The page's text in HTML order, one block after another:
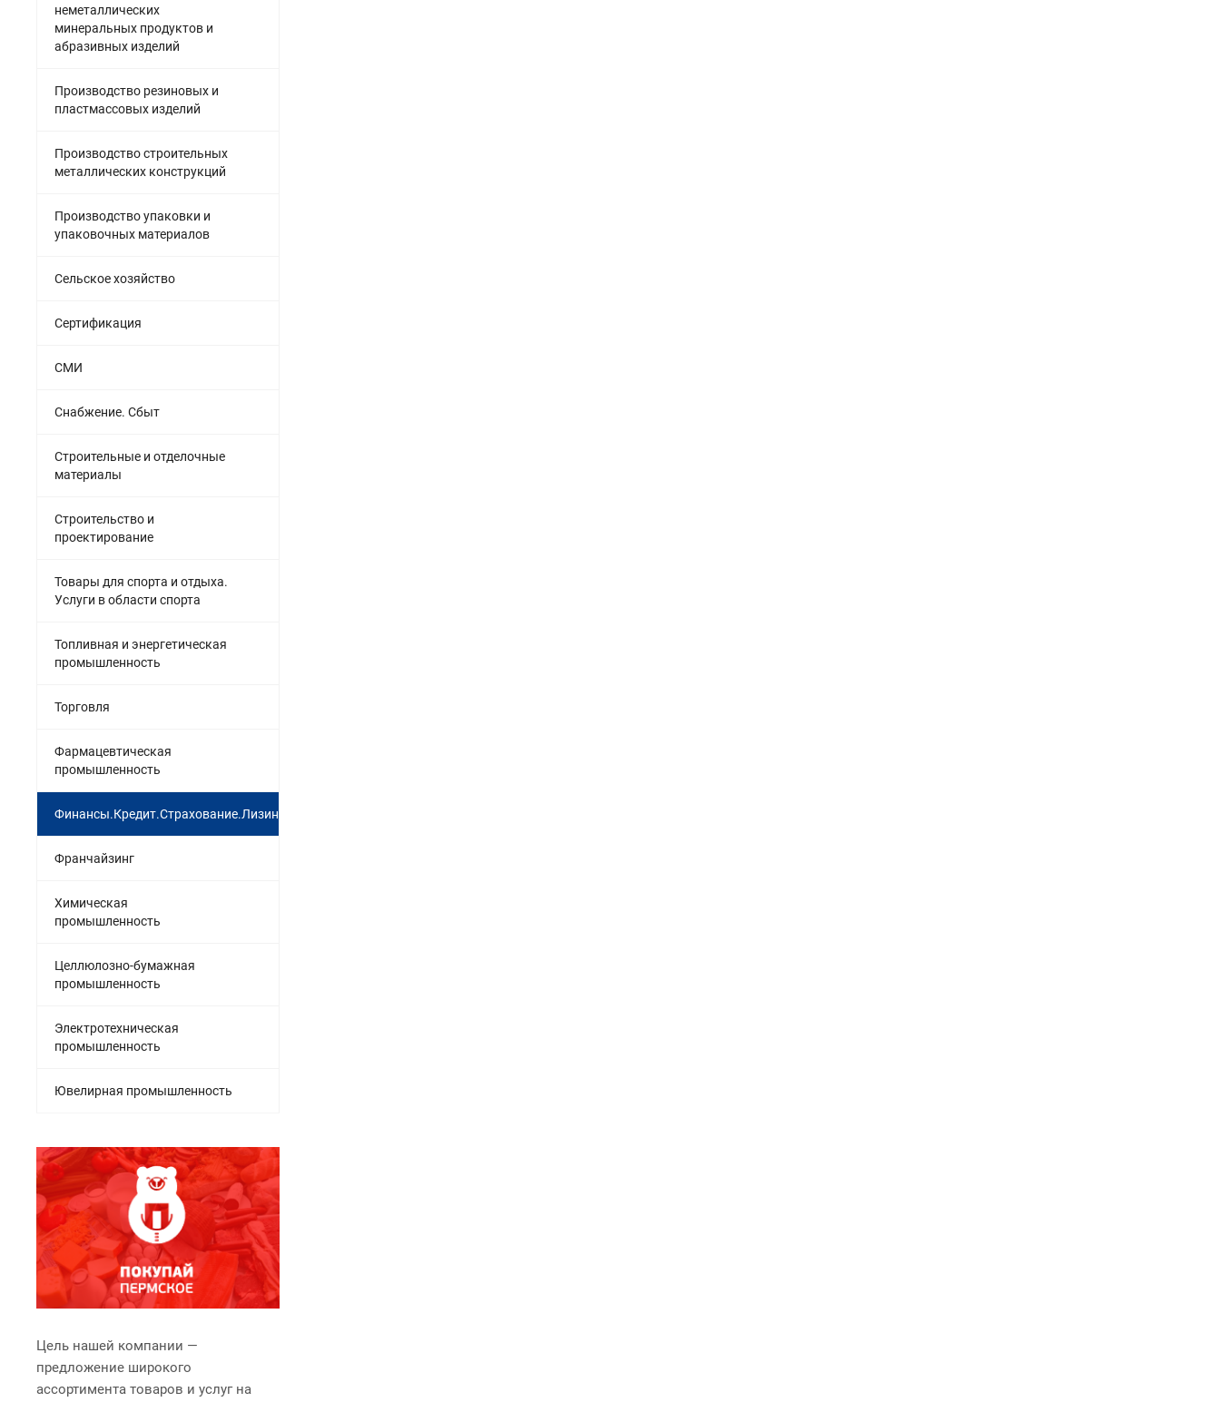
неметаллических
минеральных продуктов и
абразивных изделий
Производство резиновых и
пластмассовых изделий
Производство строительных
металлических конструкций
Производство упаковки и
упаковочных материалов
Сельское хозяйство
Сертификация
СМИ
Снабжение. Сбыт
Строительные и отделочные
материалы
Строительство и
проектирование
Товары для спорта и отдыха.
Услуги в области спорта
Топливная и энергетическая
промышленность
Торговля
Фармацевтическая
промышленность
Финансы.Кредит.Страхование.Лизинг
Франчайзинг
Химическая
промышленность
Целлюлозно-бумажная
промышленность
Электротехническая
промышленность
Ювелирная промышленность
Цель нашей компании —
предложение широкого
ассортимента товаров и услуг на